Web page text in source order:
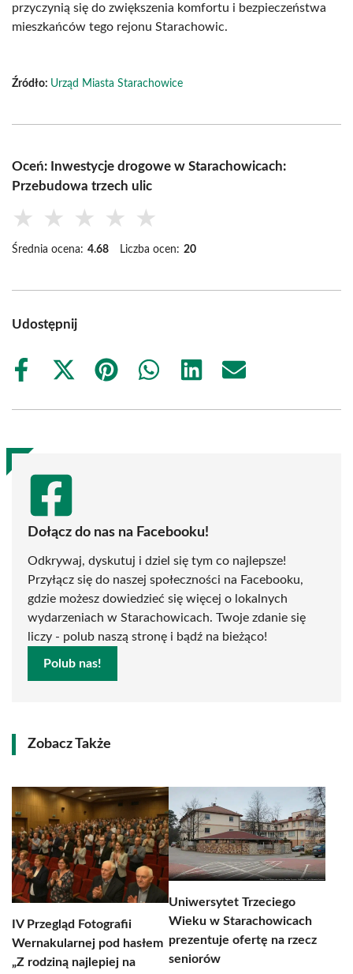
przyczynią się do zwiększenia komfortu i bezpieczeństwa
mieszkańców tego rejonu Starachowic.
Źródło: Urząd Miasta Starachowice
Oceń: Inwestycje drogowe w Starachowicach:
Przebudowa trzech ulic
★ ★ ★ ★ ★
Średnia ocena: 4.68 Liczba ocen: 20
Udostępnij
Share
Share
(Twitter)
Share
Share
Share
Share
Dołącz do nas na Facebooku!
Odkrywaj, dyskutuj i dziel się tym co najlepsze!
Przyłącz się do naszej społeczności na Facebooku,
gdzie możesz dowiedzieć się więcej o lokalnych
wydarzeniach w Starachowicach. Twoje zdanie się
liczy - polub naszą stronę i bądź na bieżąco!
Polub nas!
Zobacz Także
IV Przegląd Fotografii
Wernakularnej pod hasłem
„Z rodziną najlepiej na
Uniwersytet Trzeciego
Wieku w Starachowicach
prezentuje ofertę na rzecz
seniorów